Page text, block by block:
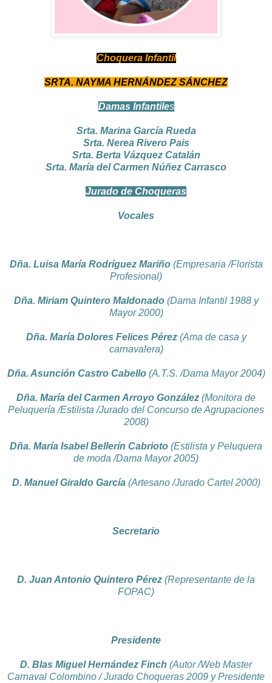
Choquera Infantil
SRTA. NAYMA HERNÁNDEZ SÁNCHEZ
Damas Infantiles
Srta. Marina García Rueda
Srta. Nerea Rivero Pais
Srta. Berta Vázquez Catalán
Srta. María del Carmen Núñez Carrasco
Jurado de Choqueras
Vocales
Dña. Luisa María Rodríguez Mariño(Empresaria /Florista
Profesional)
Dña. Miriam Quintero Maldonado(Dama Infantil 1988 y
Mayor 2000)
Dña. María Dolores Felices Pérez(Ama de casa y
carnavalera)
Dña. Asunción Castro Cabello(A.T.S. /Dama Mayor 2004)
Dña. María del Carmen Arroyo González (Monitora de
Peluquería /Estilista /Jurado del Concurso de Agrupaciones
2008)
Dña. María Isabel Bellerín Cabrioto (Estilista y Peluquera
de moda /Dama Mayor 2005)
D. Manuel Giraldo García(Artesano /Jurado Cartel 2000)
Secretario
D. Juan Antonio Quintero Pérez (Representante de la
FOPAC)
Presidente
D. Blas Miguel Hernández Finch (Autor /Web Master
Carnaval Colombino / Jurado Choqueras 2009 y Presidente